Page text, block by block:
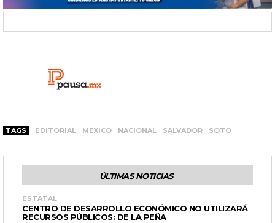
TAGS EDITORIAL MEXICO NACIONAL SALVADOR SOTO
ÚLTIMAS NOTICIAS
ESTATAL
CENTRO DE DESARROLLO ECONÓMICO NO UTILIZARÁ
RECURSOS PÚBLICOS: DE LA PEÑA